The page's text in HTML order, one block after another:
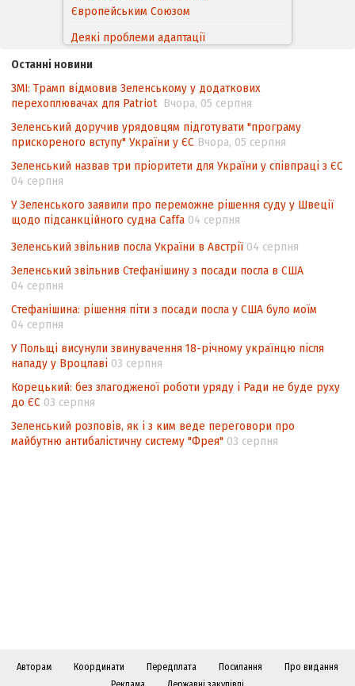
Деякі проблеми адаптації
законодавства України щодо зазначення
інтелектуальної власності (TRIPS) у
контексті євроінтеграції
Аналіз виборчого законодавства щодо
невизначеності механізму повторного
підрахунку голосів виборців
Інформаційна безпека суспільства
Останні новини
ЗМІ: Трамп відмовив Зеленському у додаткових
перехоплювачах для Patriot Вчора, 05 серпня
Зеленський доручив урядовцям підготувати "програму
прискореного вступу" України у ЄС Вчора, 05 серпня
Зеленський назвав три пріоритети для України у співпраці з ЄС
04 серпня
У Зеленського заявили про переможне рішення суду у Швеції
щодо підсанкційного судна Caffa 04 серпня
Зеленський звільнив посла України в Австрії 04 серпня
Зеленський звільнив Стефанішину з посади посла в США
04 серпня
Стефанішина: рішення піти з посади посла у США було моїм
04 серпня
У Польщі висунули звинувачення 18-річному українцю після
нападу у Вроцлаві 03 серпня
Корецький: без злагодженої роботи уряду і Ради не буде руху
до ЄС 03 серпня
Зеленський розповів, як і з ким веде переговори про
майбутню антибалістичну систему "Фрея" 03 серпня
Авторам Координати Передплата Посилання
Про видання